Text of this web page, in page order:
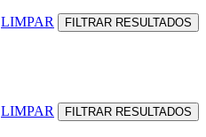
LIMPAR
LIMPAR